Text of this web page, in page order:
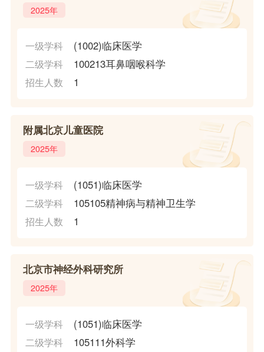
2025年
一级学科 (1002)临床医学
二级学科 100213耳鼻咽喉科学
招生人数 1
附属北京儿童医院
2025年
一级学科 (1051)临床医学
二级学科 105105精神病与精神卫生学
招生人数 1
北京市神经外科研究所
2025年
一级学科 (1051)临床医学
二级学科 105111外科学